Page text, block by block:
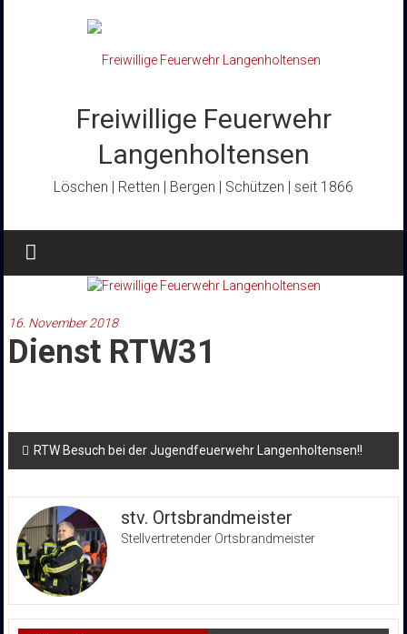
Freiwillige Feuerwehr
Langenholtensen
Löschen | Retten | Bergen | Schützen | seit 1866
16. November 2018
Dienst RTW31
Beitragsnavigation
RTW Besuch bei der Jugendfeuerwehr Langenholtensen!!
stv. Ortsbrandmeister
Stellvertretender Ortsbrandmeister